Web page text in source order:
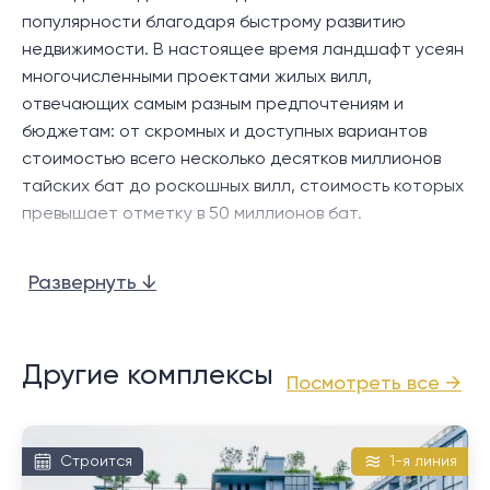
Пасаке
Прямой выход к бассейну из 2 спален
Гардеробная в главной спальне
Главная ванная комната с ванной
Большая столовая и гостиная открытой
планировки
Сводчатый потолок в гостиной и столовой
Полностью оборудованная западная кухня с
Душ на открытом воздухе
Крытая парковка на 2 машины
Видеонаблюдение
популярности благодаря быстрому развитию
недвижимости. В настоящее время ландшафт усеян
многочисленными проектами жилых вилл,
отвечающих самым разным предпочтениям и
бюджетам: от скромных и доступных вариантов
стоимостью всего несколько десятков миллионов
тайских бат до роскошных вилл, стоимость которых
превышает отметку в 50 миллионов бат.
относительно спокойная атмосфера, усиленная
ресторанам и развлекательным заведениям в
окрестностях Чернгталай и рядом с комплексом
Лагуна. Кроме того, Пасак обеспечивает удобную
близость для семей с детьми, посещающими
международные школы, посещающими аквапарки,
Развернуть ↓
Посмотреть все →
Другие комплексы
Строится 1-я линия